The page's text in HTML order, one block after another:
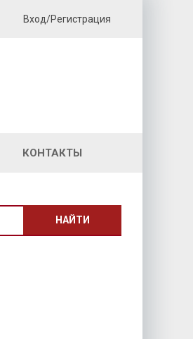
Вход/Регистрация
КОНТАКТЫ
НАЙТИ